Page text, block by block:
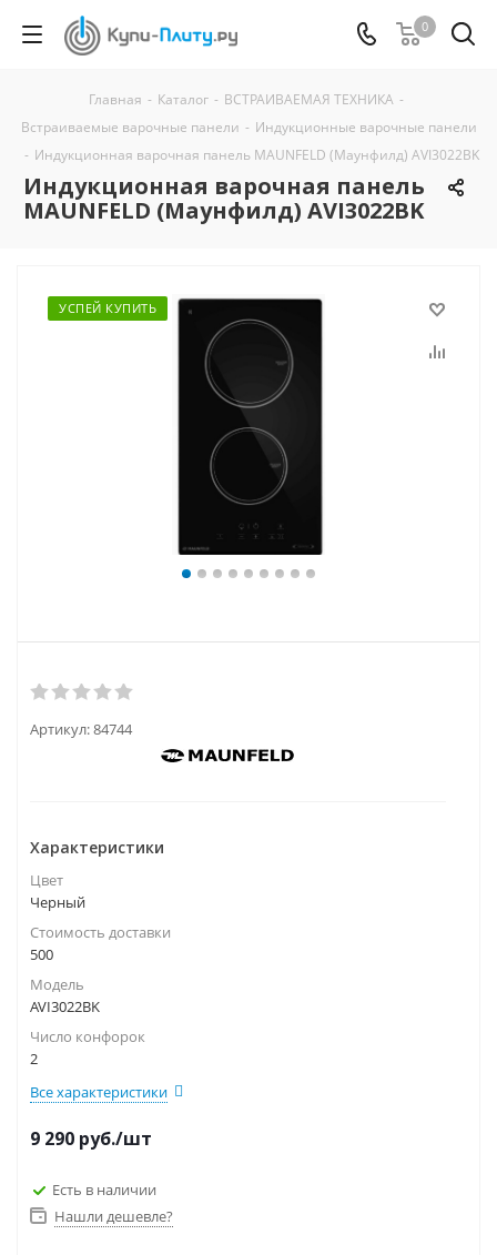
0
Главная - Каталог - ВСТРАИВАЕМАЯ ТЕХНИКА -
Встраиваемые варочные панели - Индукционные варочные панели
- Индукционная варочная панель MAUNFELD (Маунфилд) AVI3022BK
Индукционная варочная панель
MAUNFELD (Маунфилд) AVI3022BK
УСПЕЙ КУПИТЬ
Артикул:84744
Характеристики
Цвет
Черный
Стоимость доставки
500
Модель
AVI3022BK
Число конфорок
2
Все характеристики
9 290 руб./шт
Есть в наличии
Нашли дешевле?